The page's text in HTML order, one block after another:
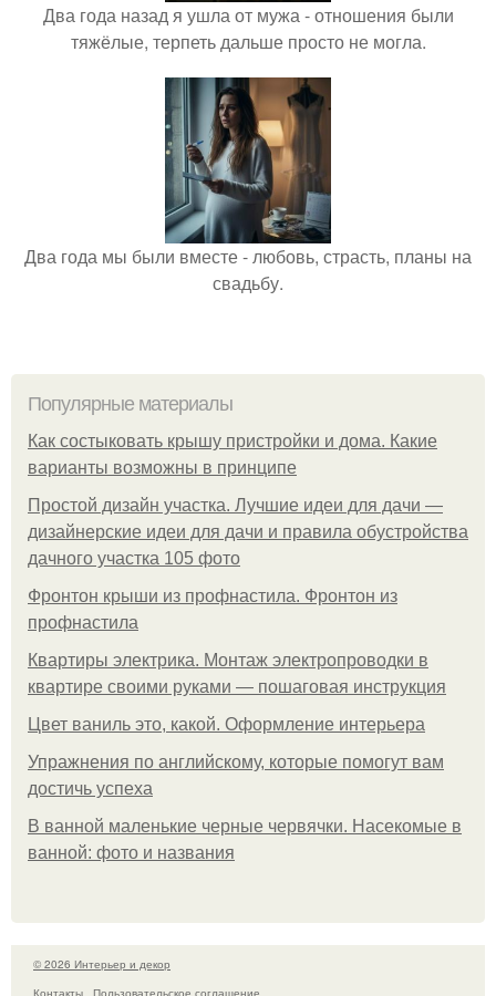
Два года назад я ушла от мужа - отношения были
тяжёлые, терпеть дальше просто не могла.
Два года мы были вместе - любовь, страсть, планы на
свадьбу.
Популярные материалы
Как состыковать крышу пристройки и дома. Какие
варианты возможны в принципе
Простой дизайн участка. Лучшие идеи для дачи —
дизайнерские идеи для дачи и правила обустройства
дачного участка 105 фото
Фронтон крыши из профнастила. Фронтон из
профнастила
Квартиры электрика. Монтаж электропроводки в
квартире своими руками — пошаговая инструкция
Цвет ваниль это, какой. Оформление интерьера
Упражнения по английскому, которые помогут вам
достичь успеха
В ванной маленькие черные червячки. Насекомые в
ванной: фото и названия
© 2026 Интерьер и декор